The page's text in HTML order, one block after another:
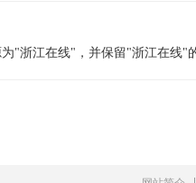
"浙江在线"，并保留"浙江在线"